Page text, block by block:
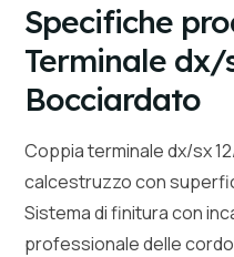
Specifiche
Terminale dx/
Bocciardato
Coppia terminale dx/sx
calcestruzzo con
Sistema di finitura con
professionale delle